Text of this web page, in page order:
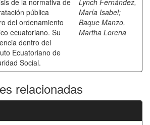
de la normativa de
pública
del ordenamiento
ecuatoriano. Su
dentro del
Ecuatoriano de
Social.
Lynch Fernández,
María Isabel;
Baque Manzo,
Martha Lorena
relacionadas